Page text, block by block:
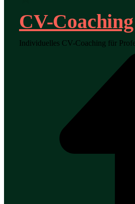
CV-Coaching
Individuelles CV-Coaching für